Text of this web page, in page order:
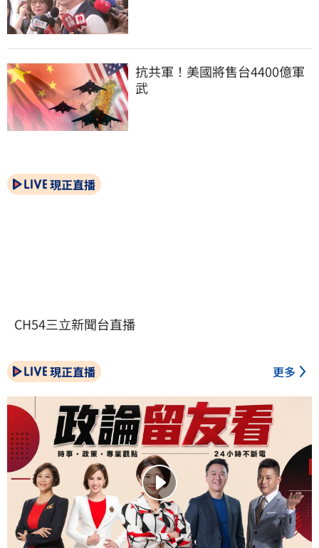
抗共軍！美國將售台4400億軍
武
現正直播
CH54三立新聞台直播
現正直播 更多